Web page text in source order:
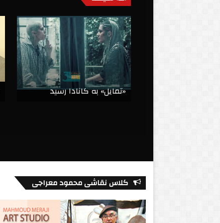
«تمایل» به کانادا رسید
کلاس نقاشی محمود معراجی